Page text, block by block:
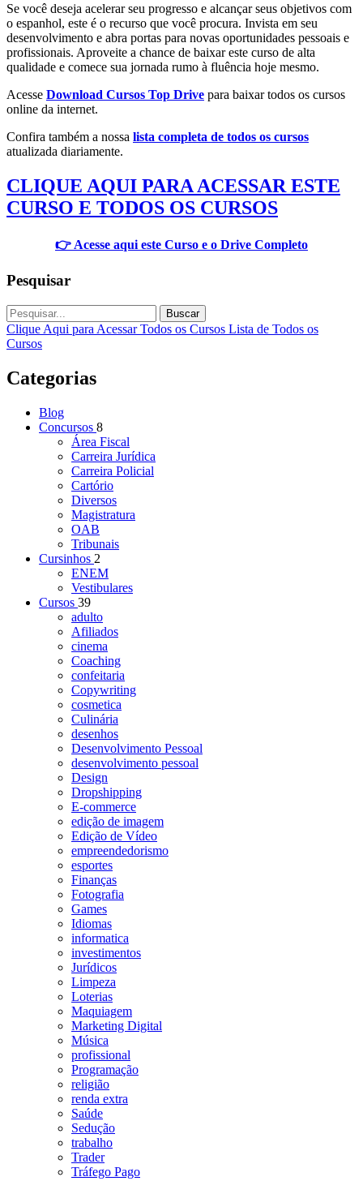
Se você deseja acelerar seu progresso e alcançar seus objetivos com
o espanhol, este é o recurso que você procura. Invista em seu
desenvolvimento e abra portas para novas oportunidades pessoais e
profissionais. Aproveite a chance de baixar este curso de alta
qualidade e comece sua jornada rumo à fluência hoje mesmo.
Acesse Download Cursos Top Drive para baixar todos os cursos
online da internet.
Confira também a nossa lista completa de todos os cursos
atualizada diariamente.
CLIQUE AQUI PARA ACESSAR ESTE
CURSO E TODOS OS CURSOS
👉 Acesse aqui este Curso e o Drive Completo
Pesquisar
Buscar
Clique Aqui para Acessar Todos os Cursos Lista de Todos os
Cursos
Categorias
Blog
Concursos 8
Área Fiscal
Carreira Jurídica
Carreira Policial
Cartório
Diversos
Magistratura
OAB
Tribunais
Cursinhos 2
ENEM
Vestibulares
Cursos 39
adulto
Afiliados
cinema
Coaching
confeitaria
Copywriting
cosmetica
Culinária
desenhos
Desenvolvimento Pessoal
desenvolvimento pessoal
Design
Dropshipping
E-commerce
edição de imagem
Edição de Vídeo
empreendedorismo
esportes
Finanças
Fotografia
Games
Idiomas
informatica
investimentos
Jurídicos
Limpeza
Loterias
Maquiagem
Marketing Digital
Música
profissional
Programação
religião
renda extra
Saúde
Sedução
trabalho
Trader
Tráfego Pago